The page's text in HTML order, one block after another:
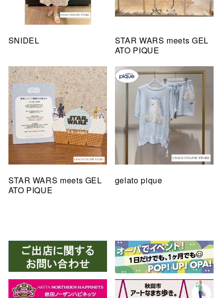
SNIDEL
STAR WARS meets GEL
ATO PIQUE
STAR WARS meets GEL
ATO PIQUE
gelato pique